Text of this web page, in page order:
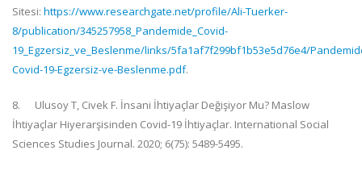
Sitesi: https://www.researchgate.net/profile/Ali-Tuerker-
8/publication/345257958_Pandemide_Covid-
19_Egzersiz_ve_Beslenme/links/5fa1af7f299bf1b53e5d76e4/
Covid-19-Egzersiz-ve-Beslenme.pdf.
8.
Ulusoy T, Civek F. İnsani İhtiyaçlar Değişiyor Mu? Maslow
İhtiyaçlar Hiyerarşisinden Covid-19 İhtiyaçlar. International Social
Sciences Studies Journal. 2020; 6(75): 5489-5495.